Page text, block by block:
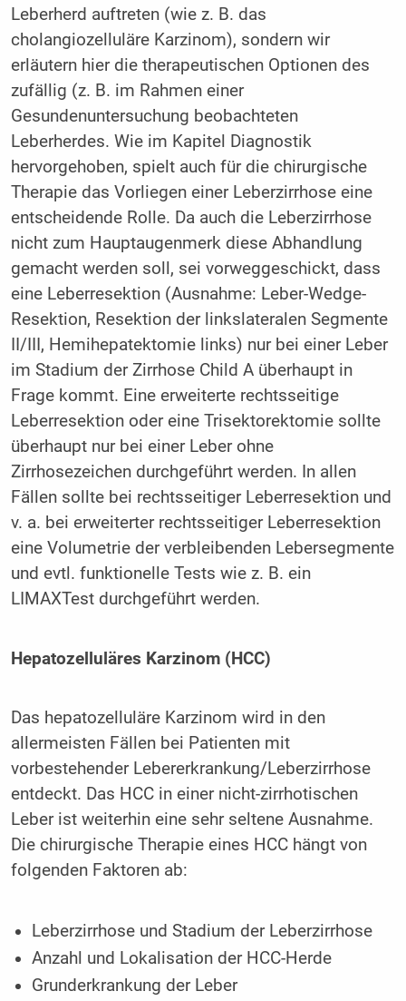
Leberherd auftreten (wie z. B. das
cholangiozelluläre Karzinom), sondern wir
erläutern hier die therapeutischen Optionen des
zufällig (z. B. im Rahmen einer
Gesundenuntersuchung beobachteten
Leberherdes. Wie im Kapitel Diagnostik
hervorgehoben, spielt auch für die chirurgische
Therapie das Vorliegen einer Leberzirrhose eine
entscheidende Rolle. Da auch die Leberzirrhose
nicht zum Hauptaugenmerk diese Abhandlung
gemacht werden soll, sei vorweggeschickt, dass
eine Leberresektion (Ausnahme: Leber-Wedge-
Resektion, Resektion der linkslateralen Segmente
II/III, Hemihepatektomie links) nur bei einer Leber
im Stadium der Zirrhose Child A überhaupt in
Frage kommt. Eine erweiterte rechtsseitige
Leberresektion oder eine Trisektorektomie sollte
überhaupt nur bei einer Leber ohne
Zirrhosezeichen durchgeführt werden. In allen
Fällen sollte bei rechtsseitiger Leberresektion und
v. a. bei erweiterter rechtsseitiger Leberresektion
eine Volumetrie der verbleibenden Lebersegmente
und evtl. funktionelle Tests wie z. B. ein
LIMAXTest durchgeführt werden.
Hepatozelluläres Karzinom (HCC)
Das hepatozelluläre Karzinom wird in den
allermeisten Fällen bei Patienten mit
vorbestehender Lebererkrankung/Leberzirrhose
entdeckt. Das HCC in einer nicht-zirrhotischen
Leber ist weiterhin eine sehr seltene Ausnahme.
Die chirurgische Therapie eines HCC hängt von
folgenden Faktoren ab:
Leberzirrhose und Stadium der Leberzirrhose
Anzahl und Lokalisation der HCC-Herde
Grunderkrankung der Leber